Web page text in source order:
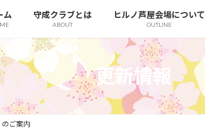
ム 守成クラブとは
ABOUT
ヒルノ芦屋会場について
OUTLINE
更新情報
ご案内